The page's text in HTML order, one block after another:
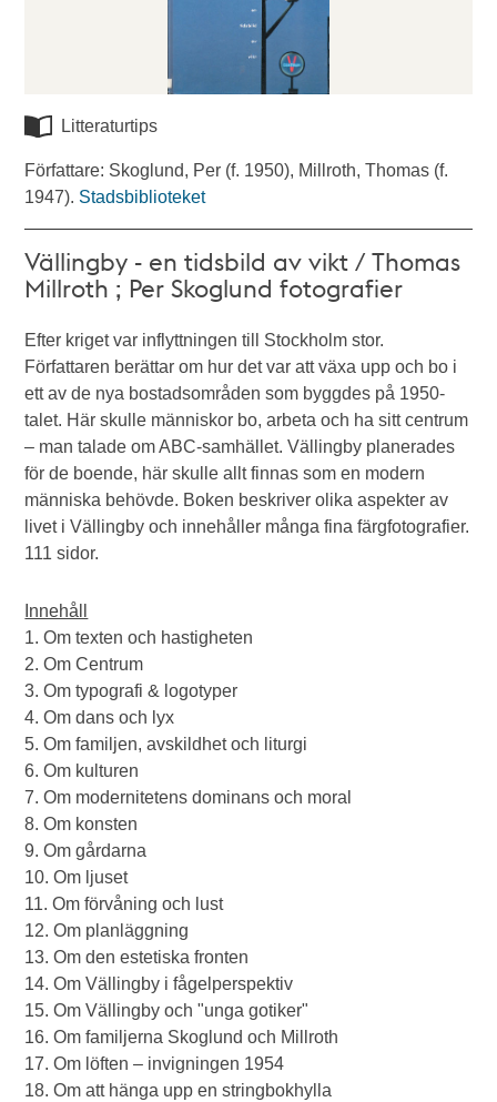
Litteraturtips
Författare: Skoglund, Per (f. 1950), Millroth, Thomas (f.
1947). Stadsbiblioteket
Vällingby - en tidsbild av vikt / Thomas
Millroth ; Per Skoglund fotografier
Efter kriget var inflyttningen till Stockholm stor.
Författaren berättar om hur det var att växa upp och bo i
ett av de nya bostadsområden som byggdes på 1950-
talet. Här skulle människor bo, arbeta och ha sitt centrum
– man talade om ABC-samhället. Vällingby planerades
för de boende, här skulle allt finnas som en modern
människa behövde. Boken beskriver olika aspekter av
livet i Vällingby och innehåller många fina färgfotografier.
111 sidor.
Innehåll
1. Om texten och hastigheten
2. Om Centrum
3. Om typografi & logotyper
4. Om dans och lyx
5. Om familjen, avskildhet och liturgi
6. Om kulturen
7. Om modernitetens dominans och moral
8. Om konsten
9. Om gårdarna
10. Om ljuset
11. Om förvåning och lust
12. Om planläggning
13. Om den estetiska fronten
14. Om Vällingby i fågelperspektiv
15. Om Vällingby och "unga gotiker"
16. Om familjerna Skoglund och Millroth
17. Om löften – invigningen 1954
18. Om att hänga upp en stringbokhylla